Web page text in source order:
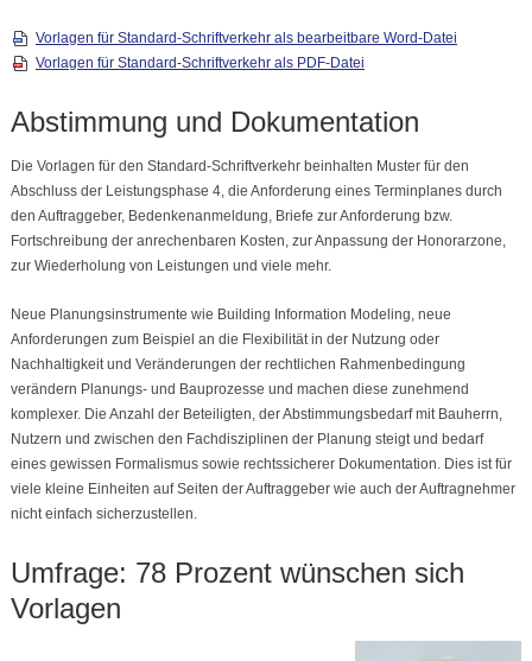
Vorlagen für Standard-Schriftverkehr als bearbeitbare Word-Datei
Vorlagen für Standard-Schriftverkehr als PDF-Datei
Abstimmung und Dokumentation
Die Vorlagen für den Standard-Schriftverkehr beinhalten Muster für den
Abschluss der Leistungsphase 4, die Anforderung eines Terminplanes durch
den Auftraggeber, Bedenkenanmeldung, Briefe zur Anforderung bzw.
Fortschreibung der anrechenbaren Kosten, zur Anpassung der Honorarzone,
zur Wiederholung von Leistungen und viele mehr.
Neue Planungsinstrumente wie Building Information Modeling, neue
Anforderungen zum Beispiel an die Flexibilität in der Nutzung oder
Nachhaltigkeit und Veränderungen der rechtlichen Rahmenbedingung
verändern Planungs- und Bauprozesse und machen diese zunehmend
komplexer. Die Anzahl der Beteiligten, der Abstimmungsbedarf mit Bauherrn,
Nutzern und zwischen den Fachdisziplinen der Planung steigt und bedarf
eines gewissen Formalismus sowie rechtssicherer Dokumentation. Dies ist für
viele kleine Einheiten auf Seiten der Auftraggeber wie auch der Auftragnehmer
nicht einfach sicherzustellen.
Umfrage: 78 Prozent wünschen sich
Vorlagen